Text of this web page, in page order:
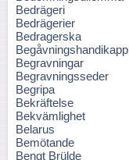
Bedrägeri
Bedrägerier
Bedragerska
Begåvningshandikapp
Begravningar
Begravningsseder
Begripa
Bekräftelse
Bekvämlighet
Belarus
Bemötande
Bengt Brülde